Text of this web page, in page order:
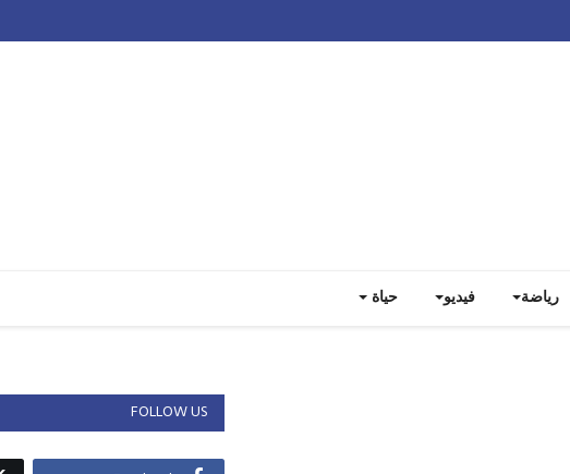
رياضة فيديو حياة
FOLLOW US